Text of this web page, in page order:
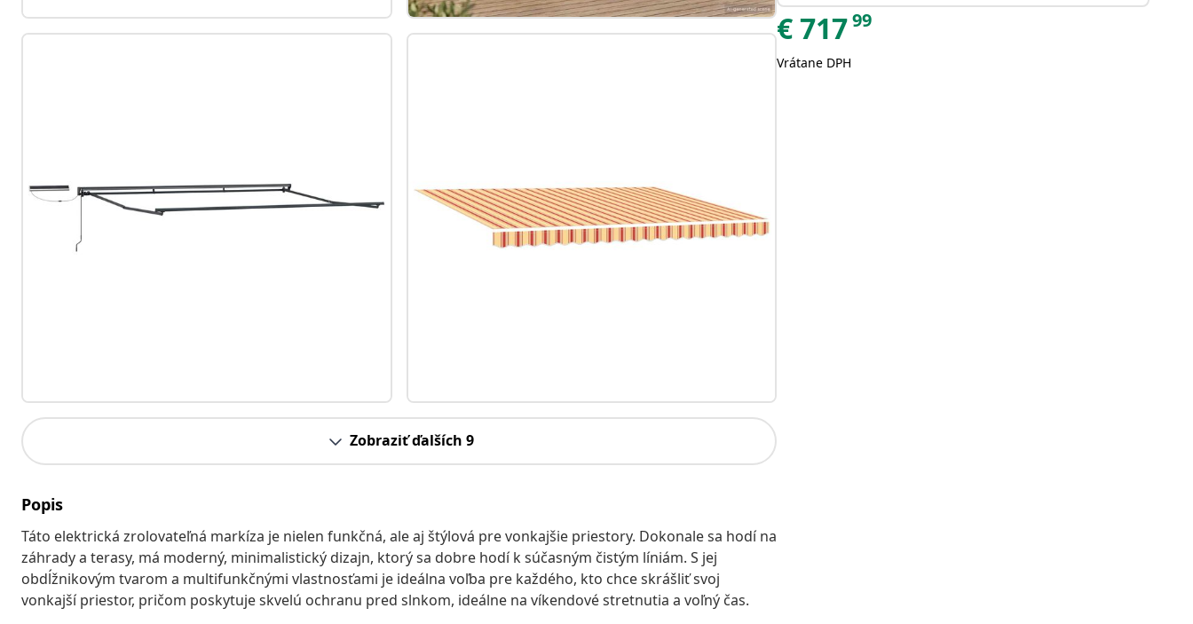
Zobraziť ďalších 9
Popis
Táto elektrická zrolovateľná markíza je nielen funkčná, ale aj štýlová pre vonkajšie priestory. Dokonale sa hodí na
záhrady a terasy, má moderný, minimalistický dizajn, ktorý sa dobre hodí k súčasným čistým líniám. S jej
obdĺžnikovým tvarom a multifunkčnými vlastnosťami je ideálna voľba pre každého, kto chce skrášliť svoj
vonkajší priestor, pričom poskytuje skvelú ochranu pred slnkom, ideálne na víkendové stretnutia a voľný čas.
€71799
Vrátane DPH